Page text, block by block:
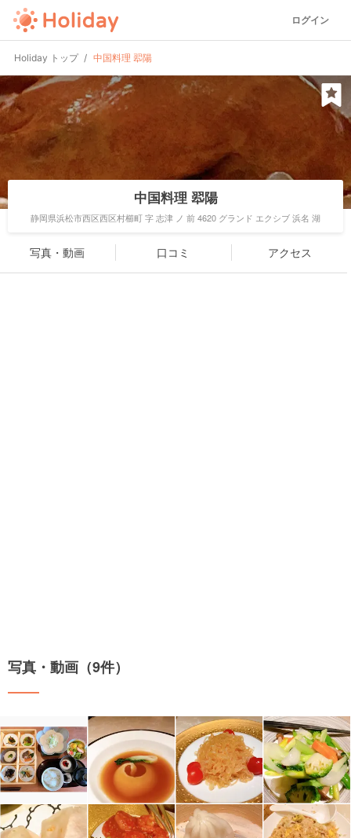
ログイン
Holiday トップ 中国料理 翆陽
中国料理 翆陽
静岡県浜松市西区西区村櫛町 字 志津 ノ 前 4620 グランド エクシブ 浜名 湖
写真・動画 口コミ アクセス
写真・動画（9件）